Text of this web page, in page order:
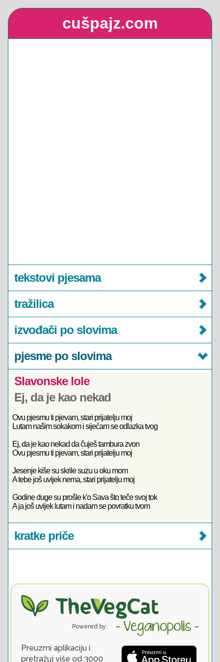
cušpajz.com
tekstovi pjesama
tražilica
izvođači po slovima
pjesme po slovima
Slavonske lole
Ej, da je kao nekad
Ovu pjesmu ti pjevam, stari prijatelju moj
Lutam našim sokakom i sijećam se odlazka tvog
Ej, da je kao nekad da čuješ tambura zvon
Ovu pjesmu ti pjevam, stari prijatelju moj
Jesenje kiše su skrile suzu u oku mom
A tebe još uvijek nema, stari prijatelju moj
Godine duge su prošle k'o Sava što teče svoj tok
A ja još uvijek lutam i nadam se povratku tvom
kratke priče